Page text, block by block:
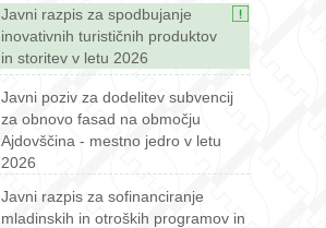
Javni razpis za spodbujanje
inovativnih turističnih produktov
in storitev v letu 2026
Javni poziv za dodelitev subvencij
za obnovo fasad na območju
Ajdovščina - mestno jedro v letu
2026
Javni razpis za sofinanciranje
mladinskih in otroških programov in